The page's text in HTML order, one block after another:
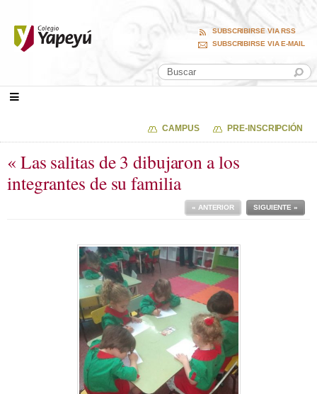
SUBSCRIBIRSE VIA RSS
SUBSCRIBIRSE VIA E-MAIL
CAMPUS PRE-INSCRIPCIÓN
« Las salitas de 3 dibujaron a los
integrantes de su familia
SIGUIENTE »
« ANTERIOR